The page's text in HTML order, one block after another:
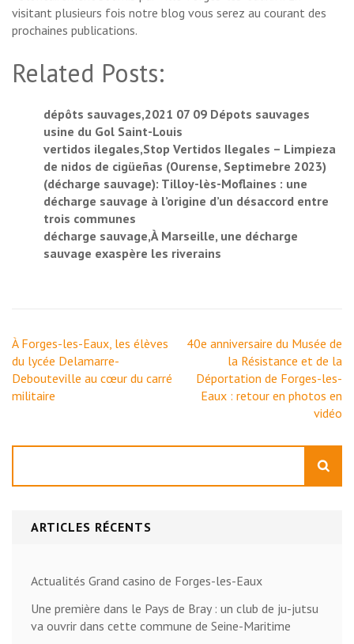
visitant plusieurs fois notre blog vous serez au courant des
prochaines publications.
Related Posts:
dépôts sauvages,2021 07 09 Dépots sauvages
usine du Gol Saint-Louis
vertidos ilegales,Stop Vertidos Ilegales – Limpieza
de nidos de cigüeñas (Ourense, Septimebre 2023)
(décharge sauvage): Tilloy-lès-Moflaines : une
décharge sauvage à l’origine d’un désaccord entre
trois communes
décharge sauvage,À Marseille, une décharge
sauvage exaspère les riverains
Navigation
de
l’article
À Forges-les-Eaux, les élèves
du lycée Delamarre-
Debouteville au cœur du carré
militaire
40e anniversaire du Musée de
la Résistance et de la
Déportation de Forges-les-
Eaux : retour en photos en
vidéo
ARTICLES RÉCENTS
Actualités Grand casino de Forges-les-Eaux
Une première dans le Pays de Bray : un club de ju-jutsu
va ouvrir dans cette commune de Seine-Maritime